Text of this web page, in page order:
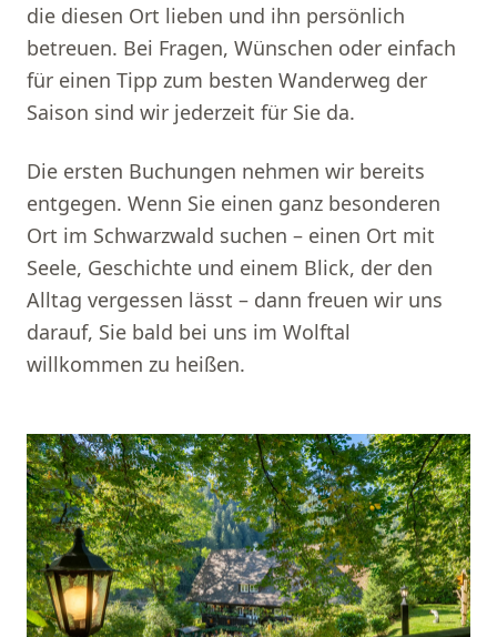
die diesen Ort lieben und ihn persönlich
betreuen. Bei Fragen, Wünschen oder einfach
für einen Tipp zum besten Wanderweg der
Saison sind wir jederzeit für Sie da.
Die ersten Buchungen nehmen wir bereits
entgegen. Wenn Sie einen ganz besonderen
Ort im Schwarzwald suchen – einen Ort mit
Seele, Geschichte und einem Blick, der den
Alltag vergessen lässt – dann freuen wir uns
darauf, Sie bald bei uns im Wolftal
willkommen zu heißen.